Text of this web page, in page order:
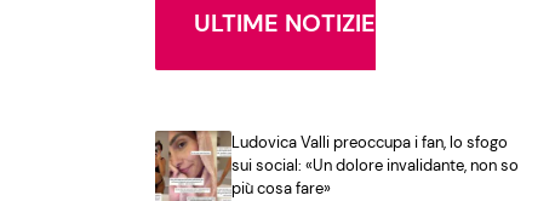
ULTIME NOTIZIE
Ludovica Valli preoccupa i fan, lo sfogo
sui social: «Un dolore invalidante, non so
più cosa fare»